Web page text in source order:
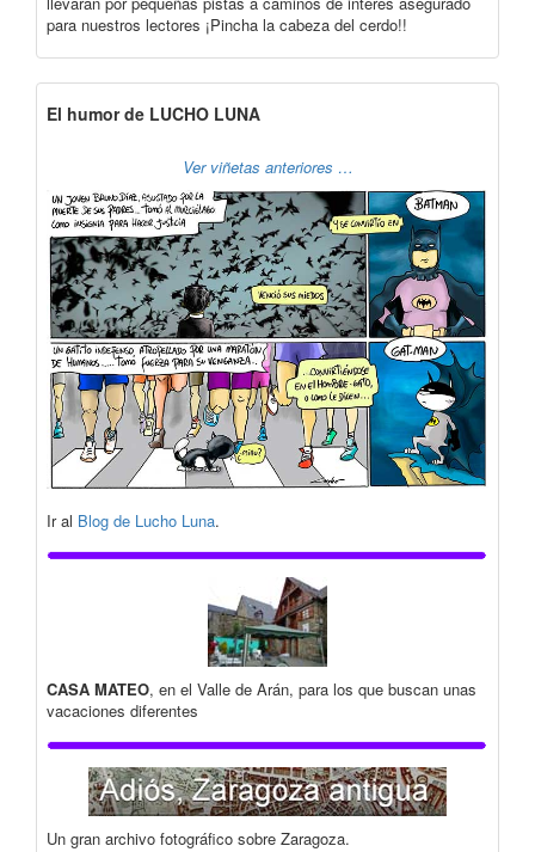
para nuestros lectores ¡Pincha la cabeza del cerdo!!
El humor de LUCHO LUNA
Ver viñetas anteriores …
Ir al Blog de Lucho Luna.
CASA MATEO, en el Valle de Arán, para los que buscan unas
vacaciones diferentes
Un gran archivo fotográfico sobre Zaragoza.